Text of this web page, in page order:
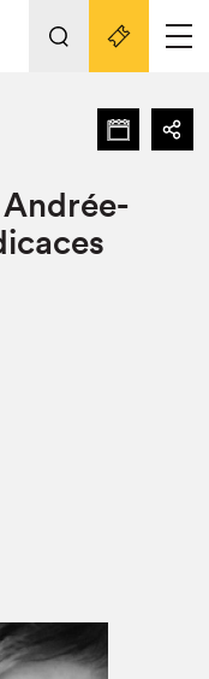
Nos activités